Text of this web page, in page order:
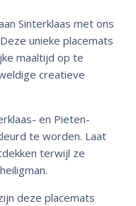
Sinterklaas met ons
unieke placemats
maaltijd op te
creatieve
en Pieten-
te worden. Laat
terwijl ze
deze placemats